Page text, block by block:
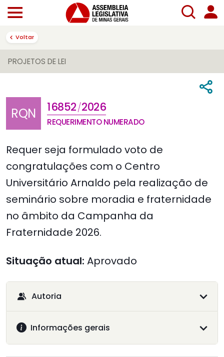
Voltar
PROJETOS DE LEI
RQN 16852/2026
REQUERIMENTO NUMERADO
Requer seja formulado voto de
congratulações com o Centro
Universitário Arnaldo pela realização de
seminário sobre moradia e fraternidade
no âmbito da Campanha da
Fraternidade 2026.
Situação atual: Aprovado
Autoria
Informações gerais